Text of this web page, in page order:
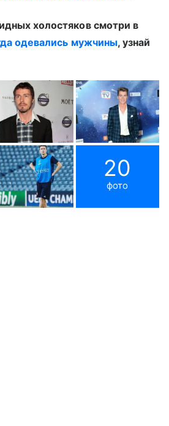
холостяков смотри в
одевались мужчины, узнай
20
фото